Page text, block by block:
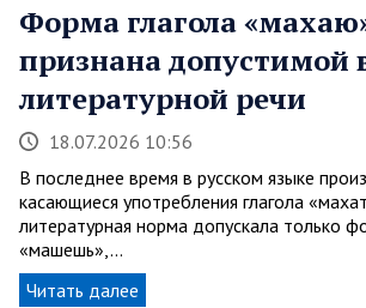
Форма глагола
признана допустимой
литературной речи
18.07.2026 10:56
В последнее время в русском языке
касающиеся употребления глагола
литературная норма допускала только
«машешь»,…
Читать далее